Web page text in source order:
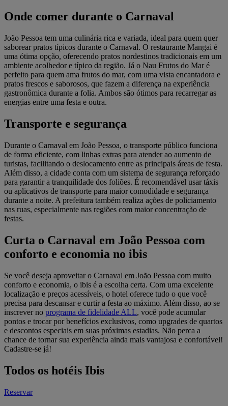
Onde comer durante o Carnaval
João Pessoa tem uma culinária rica e variada, ideal para quem quer
saborear pratos típicos durante o Carnaval. O restaurante Mangai é
uma ótima opção, oferecendo pratos nordestinos tradicionais em um
ambiente acolhedor e típico da região. Já o Nau Frutos do Mar é
perfeito para quem ama frutos do mar, com uma vista encantadora e
pratos frescos e saborosos, que fazem a diferença na experiência
gastronômica durante a folia. Ambos são ótimos para recarregar as
energias entre uma festa e outra.
Transporte e segurança
Durante o Carnaval em João Pessoa, o transporte público funciona
de forma eficiente, com linhas extras para atender ao aumento de
turistas, facilitando o deslocamento entre as principais áreas de festa.
Além disso, a cidade conta com um sistema de segurança reforçado
para garantir a tranquilidade dos foliões. É recomendável usar táxis
ou aplicativos de transporte para maior comodidade e segurança
durante a noite. A prefeitura também realiza ações de policiamento
nas ruas, especialmente nas regiões com maior concentração de
festas.
Curta o Carnaval em João Pessoa com
conforto e economia no ibis
Se você deseja aproveitar o Carnaval em João Pessoa com muito
conforto e economia, o ibis é a escolha certa. Com uma excelente
localização e preços acessíveis, o hotel oferece tudo o que você
precisa para descansar e curtir a festa ao máximo. Além disso, ao se
inscrever no programa de fidelidade ALL, você pode acumular
pontos e trocar por benefícios exclusivos, como upgrades de quartos
e descontos especiais em suas próximas estadias. Não perca a
chance de tornar sua experiência ainda mais vantajosa e confortável!
Cadastre-se já!
Todos os hotéis Ibis
Reservar